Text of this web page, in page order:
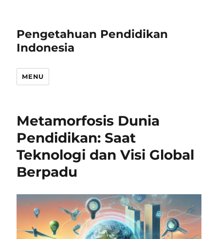
Pengetahuan Pendidikan
Indonesia
MENU
Metamorfosis Dunia
Pendidikan: Saat
Teknologi dan Visi Global
Berpadu